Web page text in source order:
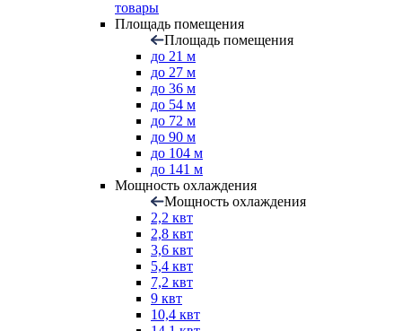
товары
Площадь помещения
Площадь помещения
до 21 м
до 27 м
до 36 м
до 54 м
до 72 м
до 90 м
до 104 м
до 141 м
Мощность охлаждения
Мощность охлаждения
2,2 квт
2,8 квт
3,6 квт
5,4 квт
7,2 квт
9 квт
10,4 квт